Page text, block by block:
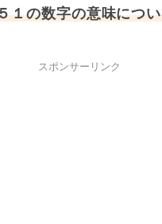
１の数字の意味につ
スポンサーリンク